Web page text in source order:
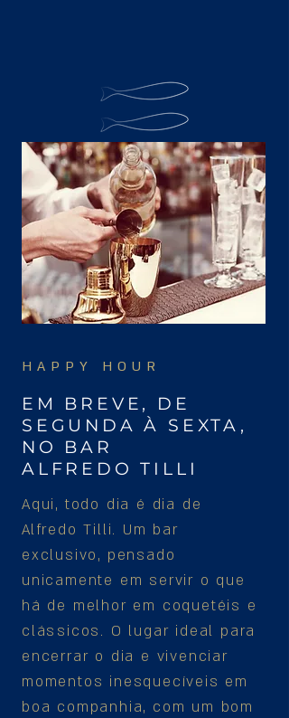
HAPPY HOUR
EM BREVE, DE
SEGUNDA À SEXTA,
NO BAR
ALFREDO TILLI
Aqui, todo dia é dia de
Alfredo Tilli. Um bar
exclusivo, pensado
unicamente em servir o que
há de melhor em coquetéis e
clássicos. O lugar ideal para
encerrar o dia e vivenciar
momentos inesquecíveis em
boa companhia, com um bom